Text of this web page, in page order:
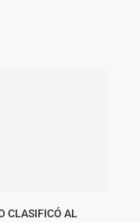
CLASIFICÓ AL